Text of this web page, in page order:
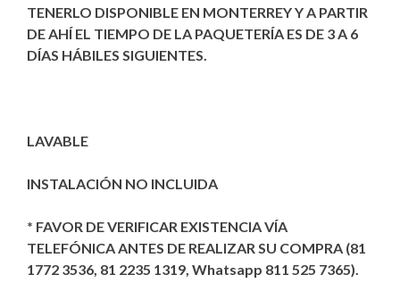
TENERLO DISPONIBLE EN MONTERREY Y A PARTIR
DE AHÍ EL TIEMPO DE LA PAQUETERÍA ES DE 3 A 6
DÍAS HÁBILES SIGUIENTES.
LAVABLE
INSTALACIÓN NO INCLUIDA
* FAVOR DE VERIFICAR EXISTENCIA VÍA
TELEFÓNICA ANTES DE REALIZAR SU COMPRA (81
1772 3536, 81 2235 1319, Whatsapp 811 525 7365).